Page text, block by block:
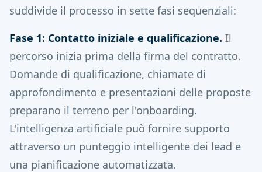
suddivide il processo in sette fasi sequenziali:
Fase 1: Contatto iniziale e qualificazione. Il
percorso inizia prima della firma del contratto.
Domande di qualificazione, chiamate di
approfondimento e presentazioni delle proposte
preparano il terreno per l'onboarding.
L'intelligenza artificiale può fornire supporto
attraverso un punteggio intelligente dei lead e
una pianificazione automatizzata.